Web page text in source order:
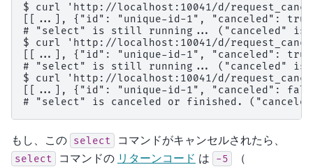
$ curl 'http://localhost:10041/d/
[[...], {"id": "unique-id-1", "canceled":
# "select" is still running... ("canceled" is
$ curl 'http://localhost:10041/d/
[[...], {"id": "unique-id-1", "canceled":
# "select" is still running... ("canceled" is
$ curl 'http://localhost:10041/d/
[[...], {"id": "unique-id-1", "canceled":
もし、この select コマンドがキャンセルされたら、
select コマンドの リターンコード は -5 （